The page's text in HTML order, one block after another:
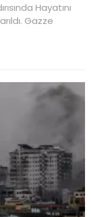
Hayatını
Gazze